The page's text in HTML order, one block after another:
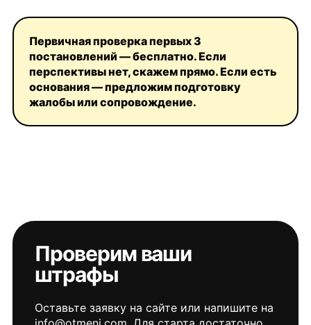
Первичная проверка первых 3
постановлений — бесплатно. Если
перспективы нет, скажем прямо. Если есть
основания — предложим подготовку
жалобы или сопровождение.
Проверим ваши
штрафы
Оставьте заявку на сайте или напишите на